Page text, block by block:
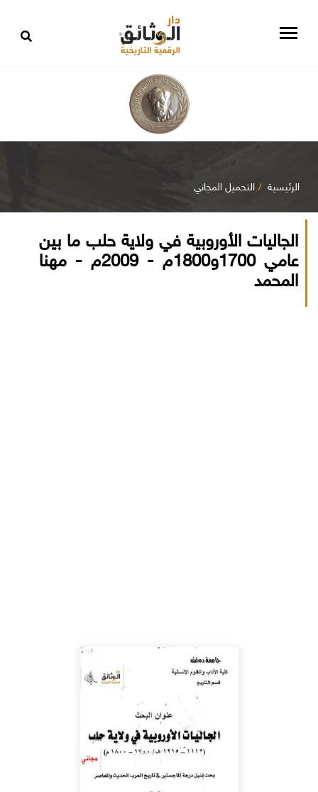
الرئيسية التحميل المجاني
الجاليات الأوروبية في ولاية حلب ما بين
عامي 1700و1800م - 2009م - مهنا
المحمد